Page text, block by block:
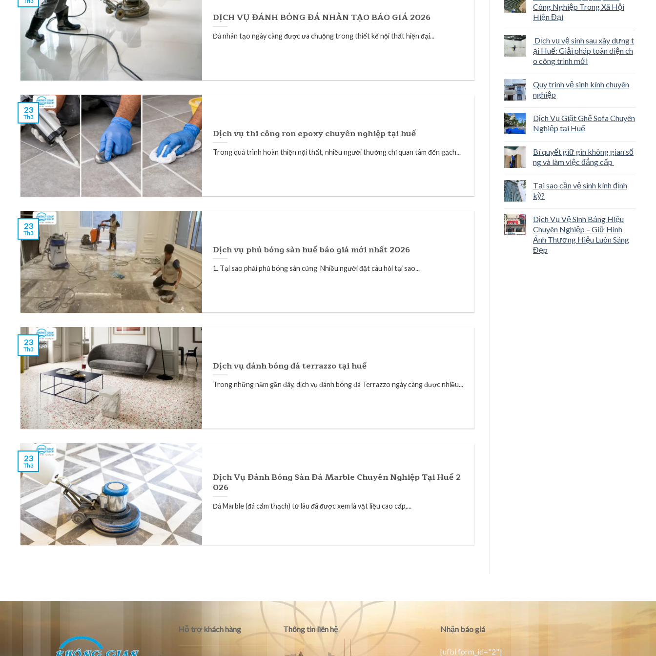
DỊCH VỤ ĐÁNH BÓNG ĐÁ NHÂN TẠO BÁO GIÁ 2026
Đá nhân tạo ngày càng được ưa chuộng trong thiết kế nội thất hiện đại...
Dịch vụ thi công ron epoxy chuyên nghiệp tại huế
Trong quá trình hoàn thiện nội thất, nhiều người thường chỉ quan tâm đến gạch...
23
Th3
Dịch vụ phủ bóng sàn huế báo giá mới nhất 2026
1. Tại sao phải phủ bóng sàn cứng Nhiều người đặt câu hỏi tại sao...
23
Th3
Dịch vụ đánh bóng đá terrazzo tại huế
Trong những năm gần đây, dịch vụ đánh bóng đá Terrazzo ngày càng được nhiều...
23
Th3
Dịch Vụ Đánh Bóng Sàn Đá Marble Chuyên Nghiệp Tại Huế 2
026
Đá Marble (đá cẩm thạch) từ lâu đã được xem là vật liệu cao cấp,...
23
Th3
Công Nghiệp Trong Xã Hội
Hiện Đại
Dịch vụ vệ sinh sau xây dựng t
ại Huế: Giải pháp toàn diện ch
o công trình mới
Quy trình vệ sinh kính chuyên
nghiệp
Dịch Vụ Giặt Ghế Sofa Chuyên
Nghiệp tại Huế
Bí quyết giữ gìn không gian số
ng và làm việc đẳng cấp
Tại sao cần vệ sinh kính định
kỳ?
Dịch Vụ Vệ Sinh Bảng Hiệu
Chuyên Nghiệp – Giữ Hình
Ảnh Thương Hiệu Luôn Sáng
Đẹp
Hỗ trợ khách hàng Thông tin liên hệ Nhận báo giá
[ufbl form_id="2"]